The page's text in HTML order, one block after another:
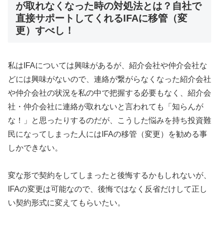
が取れなくなった時の対処法とは？自社で
直接サポートしてくれるIFAに移管（変
更）すべし！
私はIFAについては興味があるが、紹介会社や仲介会社な
どには興味がないので、連絡が繋がらなくなった紹介会社
や仲介会社の状況を私の中で把握する必要もなく、紹介会
社・仲介会社に連絡が取れないと言われても「知らんが
な！」と思ったりするのだが、こうした悩みを持ち投資難
民になってしまった人にはIFAの移管（変更）を勧める事
しかできない。
変な形で契約をしてしまったと後悔するかもしれないが、
IFAの変更は可能なので、後悔ではなく反省だけして正し
い契約形式に変えてもらいたい。